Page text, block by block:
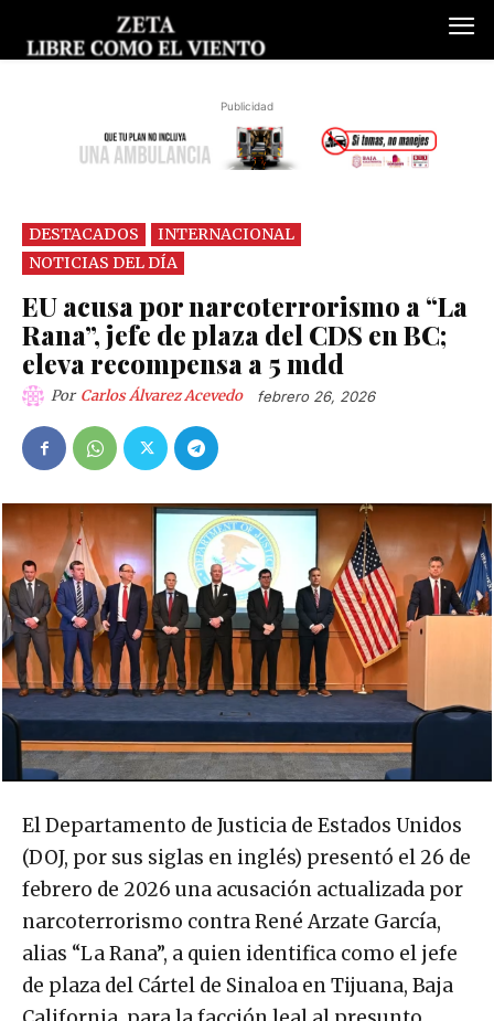
Publicidad
DESTACADOS
INTERNACIONAL
NOTICIAS DEL DÍA
EU acusa por narcoterrorismo a “La
Rana”, jefe de plaza del CDS en BC;
eleva recompensa a 5 mdd
Por Carlos Álvarez Acevedo febrero 26, 2026
El Departamento de Justicia de Estados Unidos
(DOJ, por sus siglas en inglés) presentó el 26 de
febrero de 2026 una acusación actualizada por
narcoterrorismo contra René Arzate García,
alias “La Rana”, a quien identifica como el jefe
de plaza del Cártel de Sinaloa en Tijuana, Baja